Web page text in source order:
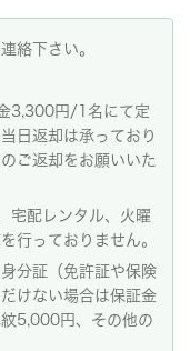
絡下さい。
3,300円/1名にて定
日返却は承っており
ご返却をお願いいた
宅配レンタル、火曜
行っておりません。
分証（免許証や保険
けない場合は保証金
5,000円、その他の